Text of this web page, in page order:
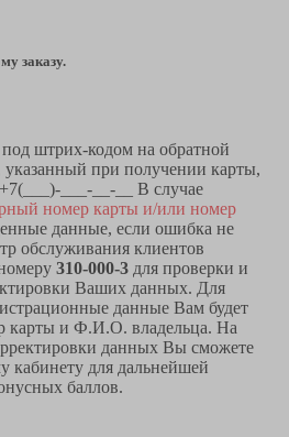
заказу.
штрих-кодом на обратной
указанный при получении карты,
___-__-__ В случае
номер карты и/или номер
данные, если ошибка не
обслуживания клиентов
310-000-3 для проверки и
Ваших данных. Для
данные Вам будет
карты и Ф.И.О. владельца. На
данных Вы сможете
кабинету для дальнейшей
баллов.